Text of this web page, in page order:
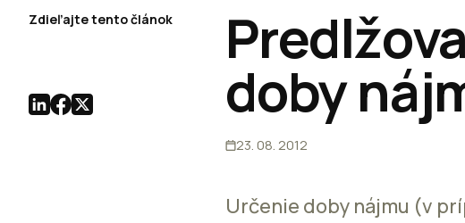
doby
23. 08. 2012
Určenie doby nájmu (v
Zdieľajte tento článok